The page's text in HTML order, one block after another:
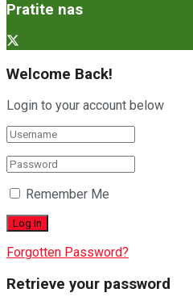
Pratite nas
Welcome Back!
Login to your account below
Remember Me
Forgotten Password?
Retrieve your password